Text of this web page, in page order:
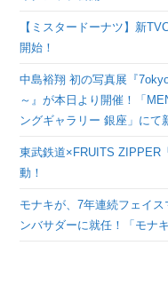
【ミスタードーナツ】新
開始！
中島裕翔 初の写真展『
～』が本日より開催！「
ングギャラリー 銀座」にて
東武鉄道×FRUITS ZIPPER
動！
モナキが、7年連続フェイ
ンバサダーに就任！「モナ